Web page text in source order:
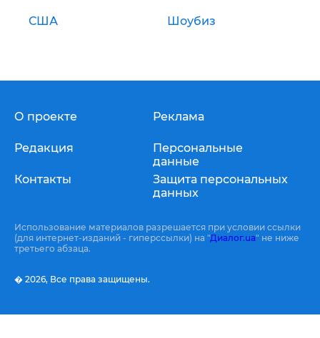
США Шоубиз
О проекте
Редакция
Контакты
Реклама
Персональные
данные
Защита персональных
данных
Использование материалов разрешается при условии ссылки
(для интернет-изданий - гиперссылки) на "Диалог.ua" не ниже
третьего абзаца.
� 2026, Все права защищены.